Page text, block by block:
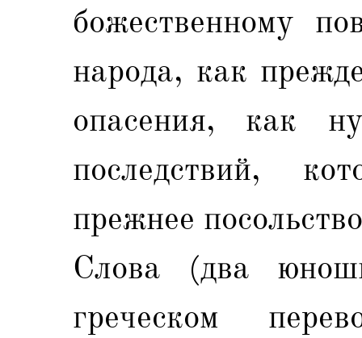
божественному
народа, как
опасения, как
последствий,
прежнее
Слова (два
греческом